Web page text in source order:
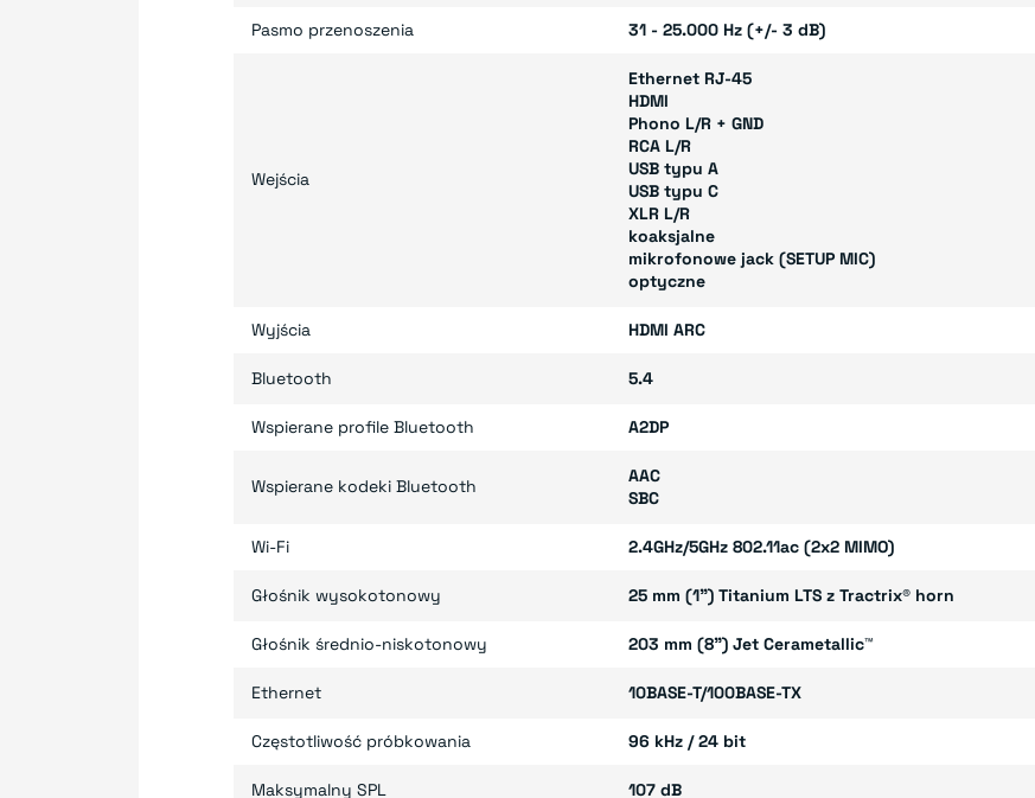
Pasmo przenoszenia 31 - 25.000 Hz (+/- 3 dB)
Wejścia
Ethernet RJ-45
HDMI
Phono L/R + GND
RCA L/R
USB typu A
USB typu C
XLR L/R
koaksjalne
mikrofonowe jack (SETUP MIC)
optyczne
Wyjścia HDMI ARC
Bluetooth 5.4
Wspierane profile Bluetooth A2DP
Wspierane kodeki Bluetooth
AAC
SBC
Wi-Fi 2.4GHz/5GHz 802.11ac (2x2 MIMO)
Głośnik wysokotonowy 25 mm (1”) Titanium LTS z Tractrix® horn
Głośnik średnio-niskotonowy 203 mm (8”) Jet Cerametallic™
Ethernet 10BASE-T/100BASE-TX
Częstotliwość próbkowania 96 kHz / 24 bit
Maksymalny SPL 107 dB